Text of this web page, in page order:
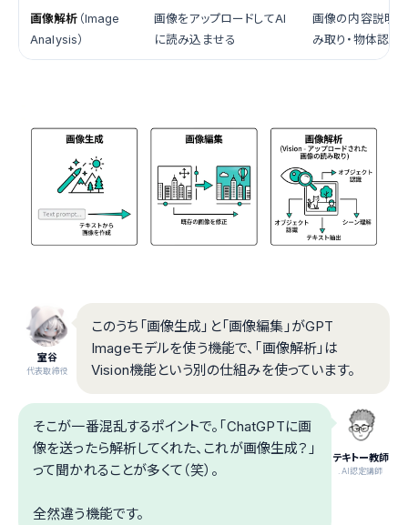
画像解析 （Image
Analysis）
画像をアップロードしてAI
に読み込ませる
画像の内容説明・
み取り・物体認識
室谷
代表取締役
このうち「画像生成」と「画像編集」がGPT
Imageモデルを使う機能で、「画像解析」は
Vision機能という別の仕組みを使っています。
テキトー教師
.AI認定講師
そこが一番混乱するポイントで。「ChatGPTに画
像を送ったら解析してくれた、これが画像生成？」
って聞かれることが多くて（笑）。
全然違う機能です。